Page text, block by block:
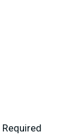
Required